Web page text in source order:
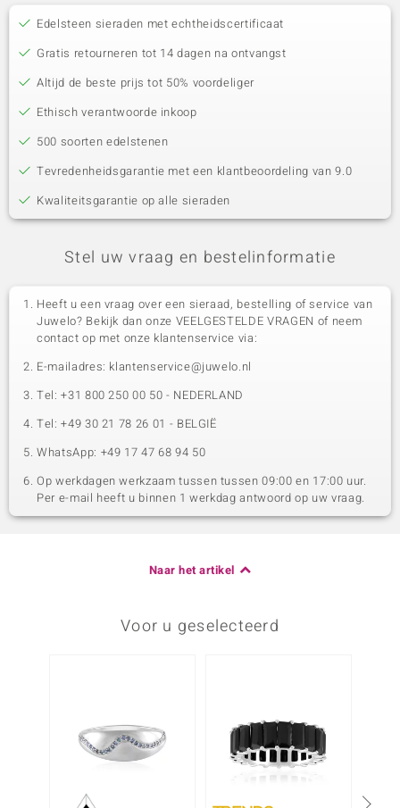
Edelsteen sieraden met echtheidscertificaat
Gratis retourneren tot 14 dagen na ontvangst
Altijd de beste prijs tot 50% voordeliger
Ethisch verantwoorde inkoop
500 soorten edelstenen
Tevredenheidsgarantie met een klantbeoordeling van 9.0
Kwaliteitsgarantie op alle sieraden
Stel uw vraag en bestelinformatie
Heeft u een vraag over een sieraad, bestelling of service van
Juwelo? Bekijk dan onze VEELGESTELDE VRAGEN of neem
contact op met onze klantenservice via:
E-mailadres: klantenservice@juwelo.nl
Tel: +31 800 250 00 50 - NEDERLAND
Tel: +49 30 21 78 26 01 - BELGIË
WhatsApp: +49 17 47 68 94 50
Op werkdagen werkzaam tussen tussen 09:00 en 17:00 uur.
Per e-mail heeft u binnen 1 werkdag antwoord op uw vraag.
Naar het artikel
Voor u geselecteerd